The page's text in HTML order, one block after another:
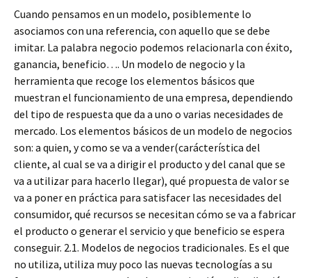
Cuando pensamos en un modelo, posiblemente lo
asociamos con una referencia, con aquello que se debe
imitar. La palabra negocio podemos relacionarla con éxito,
ganancia, beneficio…. Un modelo de negocio y la
herramienta que recoge los elementos básicos que
muestran el funcionamiento de una empresa, dependiendo
del tipo de respuesta que da a uno o varias necesidades de
mercado. Los elementos básicos de un modelo de negocios
son: a quien, y como se va a vender(carácterística del
cliente, al cual se va a dirigir el producto y del canal que se
va a utilizar para hacerlo llegar), qué propuesta de valor se
va a poner en práctica para satisfacer las necesidades del
consumidor, qué recursos se necesitan cómo se va a fabricar
el producto o generar el servicio y que beneficio se espera
conseguir. 2.1. Modelos de negocios tradicionales. Es el que
no utiliza, utiliza muy poco las nuevas tecnologías a su